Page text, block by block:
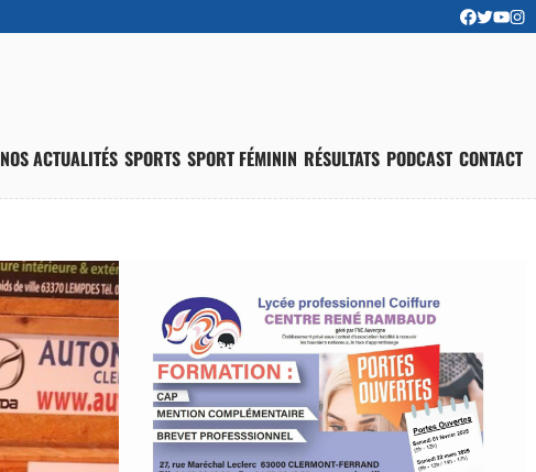
NOS ACTUALITÉS SPORTS SPORT FÉMININ RÉSULTATS PODCAST CONTACT